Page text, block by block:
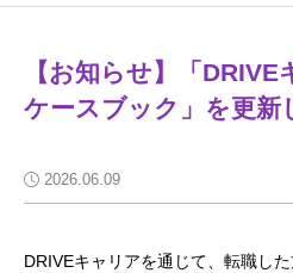
【お知らせ】「
ケースブック」を更新
2026.06.09
DRIVEキャリアを通じて、転職し